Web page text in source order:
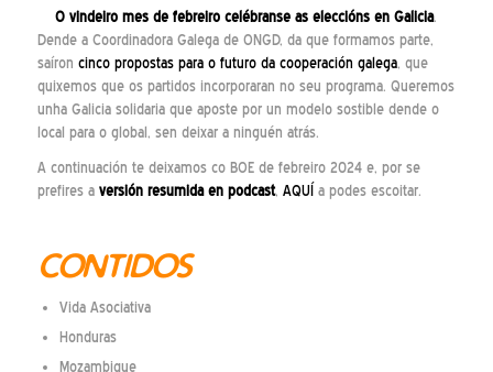
O vindeiro mes de febreiro celébranse as eleccións en Galicia.
Dende a Coordinadora Galega de ONGD, da que formamos parte,
saíron cinco propostas para o futuro da cooperación galega, que
quixemos que os partidos incorporaran no seu programa. Queremos
unha Galicia solidaria que aposte por un modelo sostible dende o
local para o global, sen deixar a ninguén atrás.
A continuación te deixamos co BOE de febreiro 2024 e, por se
prefires a versión resumida en podcast, AQUÍ a podes escoitar.
CONTIDOS
Vida Asociativa
Honduras
Mozambique